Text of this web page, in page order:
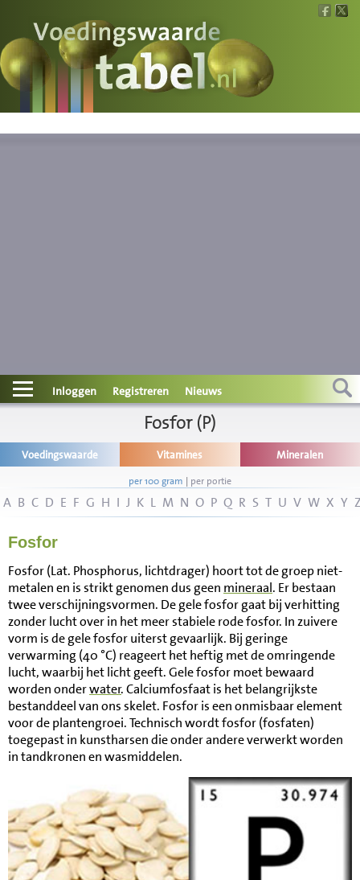
Voedingswaarde
Wat is wat?
Contact
Disclaimer
Inloggen Registreren Nieuws
Fosfor (P)
Voedingswaarde Vitamines Mineralen
per 100 gram | per portie
A B C D E F G H I J K L M N O P Q R S T U V W X Y
Fosfor
Fosfor (Lat. Phosphorus, lichtdrager) hoort tot de groep niet-
metalen en is strikt genomen dus geen mineraal. Er bestaan
twee verschijningsvormen. De gele fosfor gaat bij verhitting
zonder lucht over in het meer stabiele rode fosfor. In zuivere
vorm is de gele fosfor uiterst gevaarlijk. Bij geringe
verwarming (40 °C) reageert het heftig met de omringende
lucht, waarbij het licht geeft. Gele fosfor moet bewaard
worden onderwater. Calciumfosfaat is het belangrijkste
bestanddeel van ons skelet. Fosfor is een onmisbaar element
voor de plantengroei. Technisch wordt fosfor (fosfaten)
toegepast in kunstharsen die onder andere verwerkt worden
in tandkronen en wasmiddelen.